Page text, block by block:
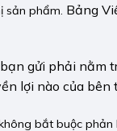
phẩm. Bảng
gửi phải nằm
lợi nào của bên
bắt buộc phản